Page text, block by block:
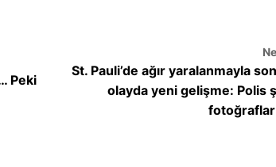
Peki
St. Pauli’de ağır yaralanmayla
olayda yeni gelişme: Polis